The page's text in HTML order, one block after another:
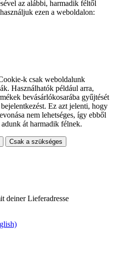
az alábbi, harmadik féltől
ezen a weboldalon:
k csak weboldalunk
Használhatók például arra,
bevásárlókosarába gyűjtését
Ez azt jelenti, hogy
nem lehetséges, így ebből
át harmadik félnek.
Csak a szükséges
deiner Lieferadresse